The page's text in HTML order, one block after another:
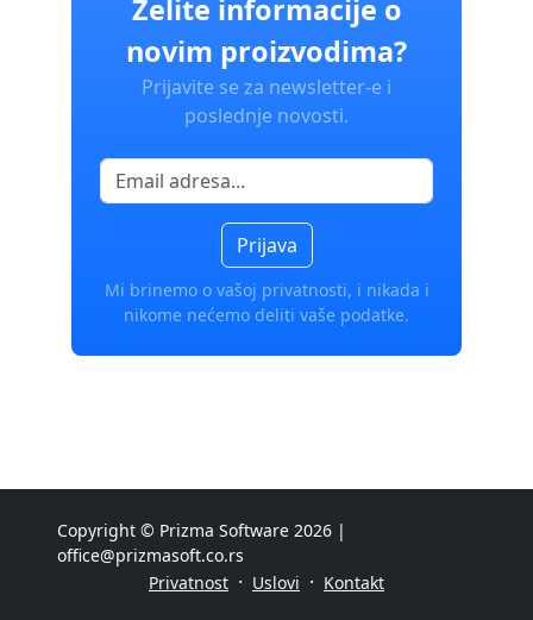
Želite informacije o
novim proizvodima?
Prijavite se za newsletter-e i
poslednje novosti.
Prijava
Mi brinemo o vašoj privatnosti, i nikada i
nikome nećemo deliti vaše podatke.
Copyright © Prizma Software 2026 |
office@prizmasoft.co.rs
Privatnost · Uslovi · Kontakt